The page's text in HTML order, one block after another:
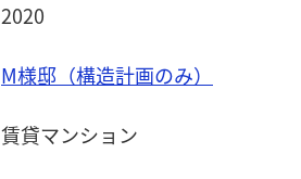
2020
M様邸（構造計画のみ）
賃貸マンション